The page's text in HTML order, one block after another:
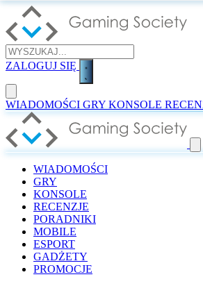
ZALOGUJ SIĘ
WIADOMOŚCI GRY KONSOLE
WIADOMOŚCI
GRY
KONSOLE
RECENZJE
PORADNIKI
MOBILE
ESPORT
GADŻETY
PROMOCJE